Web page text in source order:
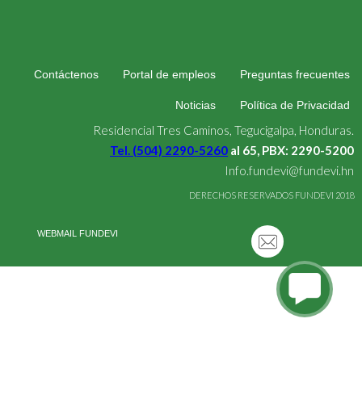
Contáctenos Portal de empleos Preguntas frecuentes
Noticias Política de Privacidad
Residencial Tres Caminos, Tegucigalpa, Honduras.
Tel. (504) 2290-5260 al 65, PBX: 2290-5200
Info.fundevi@fundevi.hn
DERECHOS RESERVADOS FUNDEVI 2018
WEBMAIL FUNDEVI